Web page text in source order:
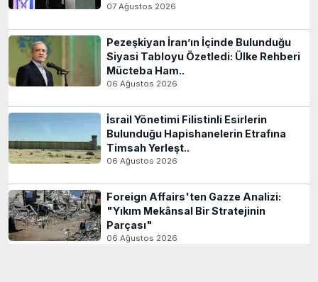
07 Ağustos 2026
Pezeşkiyan İran’ın İçinde Bulunduğu
Siyasi Tabloyu Özetledi: Ülke Rehberi
Mücteba Ham..
06 Ağustos 2026
İsrail Yönetimi Filistinli Esirlerin
Bulunduğu Hapishanelerin Etrafına
Timsah Yerleşt..
06 Ağustos 2026
Foreign Affairs'ten Gazze Analizi:
"Yıkım Mekânsal Bir Stratejinin
Parçası"
06 Ağustos 2026